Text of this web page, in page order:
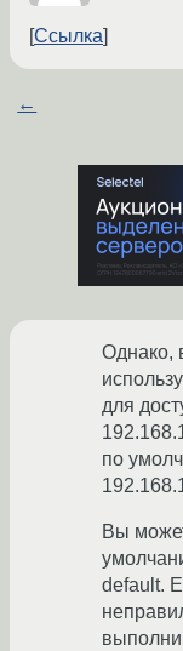
Ссылка
←
Однако,
для
по
Вы
default.